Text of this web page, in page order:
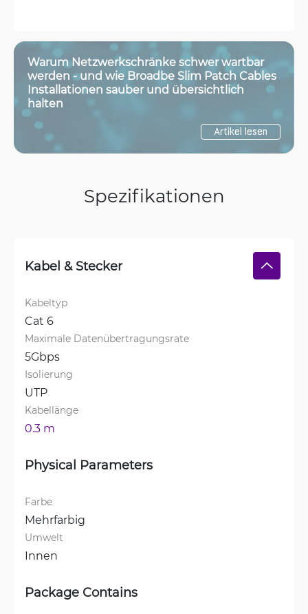
Warum Netzwerkschränke schwer wartbar
werden - und wie Broadbe Slim Patch Cables
Installationen sauber und übersichtlich
halten
Artikel lesen
Spezifikationen
Kabel & Stecker
Kabeltyp
Cat 6
Maximale Datenübertragungsrate
5Gbps
Isolierung
UTP
Kabellänge
0.3 m
Physical Parameters
Farbe
Mehrfarbig
Umwelt
Innen
Package Contains